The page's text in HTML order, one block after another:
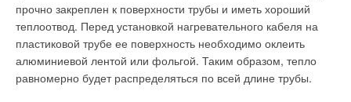
прочно закреплен к поверхности трубы и иметь хороший
теплоотвод. Перед установкой нагревательного кабеля на
пластиковой трубе ее поверхность необходимо оклеить
алюминиевой лентой или фольгой. Таким образом, тепло
равномерно будет распределяться по всей длине трубы.